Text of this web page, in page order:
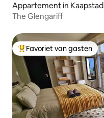
Appartement in Kaapstad
The Glengariff
Topfavoriet van gasten
Favoriet van gasten